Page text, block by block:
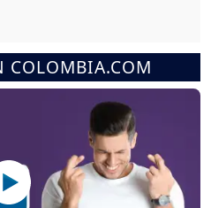
COLOMBIA.COM